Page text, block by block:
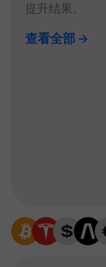
提升结果。
查看全部